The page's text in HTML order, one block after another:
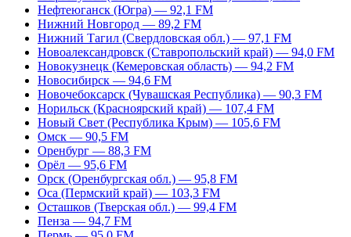
Нефтеюганск (Югра) — 92,1 FM
Нижний Новгород — 89,2 FM
Нижний Тагил (Свердловская обл.) — 97,1 FM
Новоалександровск (Ставропольский край) — 94,0 FM
Новокузнецк (Кемеровская область) — 94,2 FM
Новосибирск — 94,6 FM
Новочебоксарск (Чувашская Республика) — 90,3 FM
Норильск (Красноярский край) — 107,4 FM
Новый Свет (Республика Крым) — 105,6 FM
Омск — 90,5 FM
Оренбург — 88,3 FM
Орёл — 95,6 FM
Орск (Оренбургская обл.) — 95,8 FM
Оса (Пермский край) — 103,3 FM
Осташков (Тверская обл.) — 99,4 FM
Пенза — 94,7 FM